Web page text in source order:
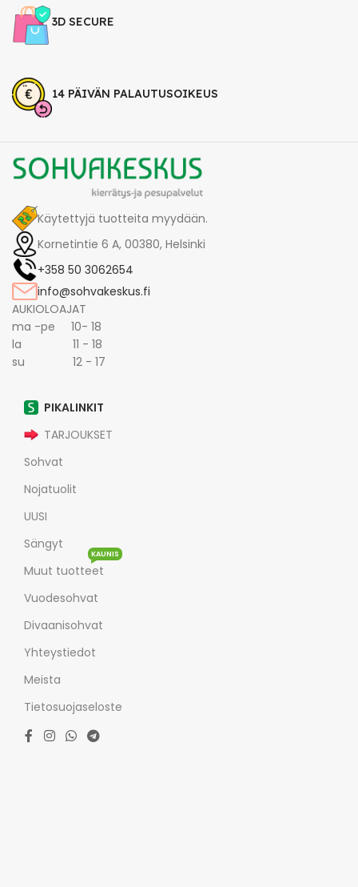
3D SECURE
14 PÄIVÄN PALAUTUSOIKEUS
Käytettyjä tuotteita myydään.
Kornetintie 6 A, 00380, Helsinki
+358 50 3062654
info@sohvakeskus.fi
AUKIOLOAJAT
ma -pe 10- 18
la 11 - 18
su 12 - 17
PIKALINKIT
TARJOUKSET
Sohvat
Nojatuolit
UUSI
Sängyt
Muut tuotteet
KAUNIS
Vuodesohvat
Divaanisohvat
Yhteystiedot
Meista
Tietosuojaseloste